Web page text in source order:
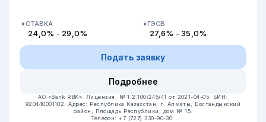
СТАВКА
24,0% - 29,0%
ГЭСВ
27,6% - 35,0%
Подать заявку
Подробнее
АО «Bank RBK». Лицензия: № 1.2.100/245/41 от 2021-04-05. БИН:
920440001102.Адрес: Республика Казахстан, г. Алматы, Бостандыкский
район, Площадь Республики, дом № 15.
Телефон: +7 (727) 330-90-30.